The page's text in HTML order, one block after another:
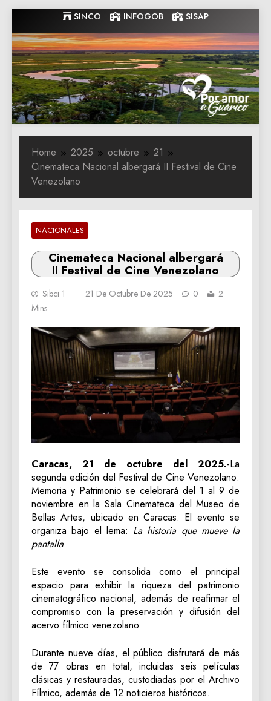
to
content
SINCO INFOGOB SISAP
Gobernacion
de Guarico
Gobernacion de Guarico
Home 2025 octubre
21
Cinemateca Nacional albergará II Festival de Cine
Venezolano
NACIONALES
Cinemateca Nacional albergará
II Festival de Cine Venezolano
Sibci 1 21 De Octubre De 2025 0
2
Mins
Caracas, 21 de octubre del 2025.-La
segunda edición del Festival de Cine Venezolano:
Memoria y Patrimonio se celebrará del 1 al 9 de
noviembre en la Sala Cinemateca del Museo de
Bellas Artes, ubicado en Caracas. El evento se
organiza bajo el lema: La historia que mueve la
pantalla.
Este evento se consolida como el principal
espacio para exhibir la riqueza del patrimonio
cinematográfico nacional, además de reafirmar el
compromiso con la preservación y difusión del
acervo fílmico venezolano.
Durante nueve días, el público disfrutará de más
de 77 obras en total, incluidas seis películas
clásicas y restauradas, custodiadas por el Archivo
Fílmico, además de 12 noticieros históricos.